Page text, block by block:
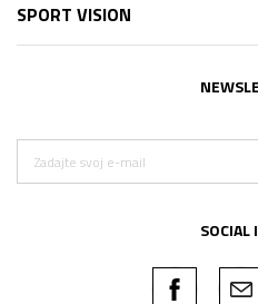
SPORT VISION
SOCIAL